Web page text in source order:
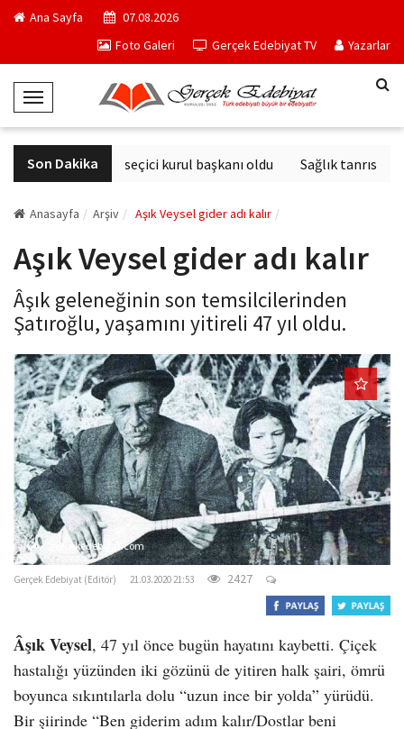
Ana Sayfa
07.08.2026
Foto Galeri
Gerçek Edebiyat TV Yazarlar
T
o
g
g
e
a
v
i
g
a
t
i
o
n
Son Dakika
Derviş Zaim seçici kurul başkanı oldu Sağlık
Anasayfa Arşiv Aşık Veysel gider adı kalır
Aşık Veysel gider adı kalır
Âşık geleneğinin son temsilcilerinden
Şatıroğlu, yaşamını yitireli 47 yıl oldu.
gercekedebiyat.com
Gerçek Edebiyat (Editör) 21.03.2020 21:53 2427
Âşık Veysel, 47 yıl önce bugün hayatını kaybetti. Çiçek
hastalığı yüzünden iki gözünü de yitiren halk şairi, ömrü
boyunca sıkıntılarla dolu “uzun ince bir yolda” yürüdü.
Bir şiirinde “Ben giderim adım kalır/Dostlar beni